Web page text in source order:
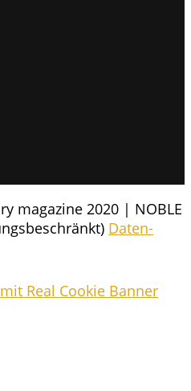
magazine 2020 | NOBLE
Daten­
Real Cookie Banner